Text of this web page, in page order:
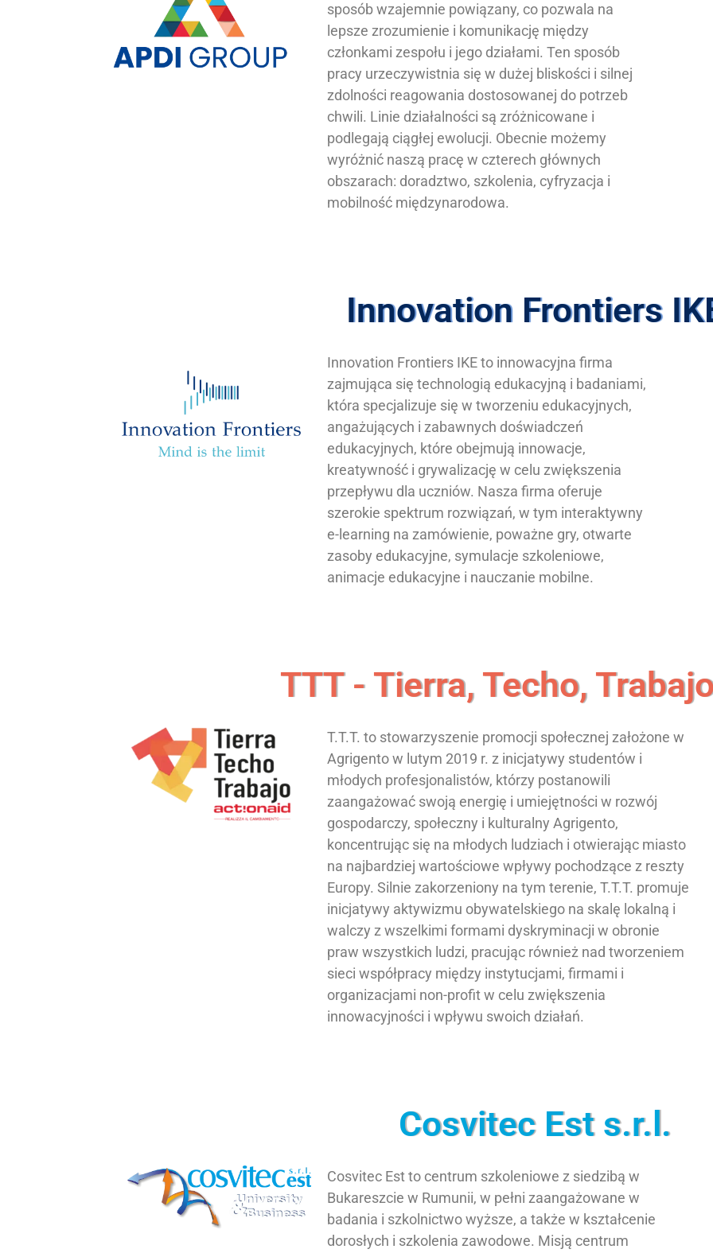
sposób wzajemnie powiązany, co pozwala na
lepsze zrozumienie i komunikację między
członkami zespołu i jego działami. Ten sposób
pracy urzeczywistnia się w dużej bliskości i silnej
zdolności reagowania dostosowanej do potrzeb
chwili. Linie działalności są zróżnicowane i
podlegają ciągłej ewolucji. Obecnie możemy
wyróżnić naszą pracę w czterech głównych
obszarach: doradztwo, szkolenia, cyfryzacja i
mobilność międzynarodowa.
Innovation Frontiers
Innovation Frontiers IKE to innowacyjna firma
zajmująca się technologią edukacyjną i badaniami,
która specjalizuje się w tworzeniu edukacyjnych,
angażujących i zabawnych doświadczeń
edukacyjnych, które obejmują innowacje,
kreatywność i grywalizację w celu zwiększenia
przepływu dla uczniów. Nasza firma oferuje
szerokie spektrum rozwiązań, w tym interaktywny
e-learning na zamówienie, poważne gry, otwarte
zasoby edukacyjne, symulacje szkoleniowe,
animacje edukacyjne i nauczanie mobilne.
TTT - Tierra, Techo,
T.T.T. to stowarzyszenie promocji społecznej założone w
Agrigento w lutym 2019 r. z inicjatywy studentów i
młodych profesjonalistów, którzy postanowili
zaangażować swoją energię i umiejętności w rozwój
gospodarczy, społeczny i kulturalny Agrigento,
koncentrując się na młodych ludziach i otwierając miasto
na najbardziej wartościowe wpływy pochodzące z reszty
Europy. Silnie zakorzeniony na tym terenie, T.T.T. promuje
inicjatywy aktywizmu obywatelskiego na skalę lokalną i
walczy z wszelkimi formami dyskryminacji w obronie
praw wszystkich ludzi, pracując również nad tworzeniem
sieci współpracy między instytucjami, firmami i
organizacjami non-profit w celu zwiększenia
innowacyjności i wpływu swoich działań.
Cosvitec Est s.r.l.
Cosvitec Est to centrum szkoleniowe z siedzibą w
Bukareszcie w Rumunii, w pełni zaangażowane w
badania i szkolnictwo wyższe, a także w kształcenie
dorosłych i szkolenia zawodowe. Misją centrum